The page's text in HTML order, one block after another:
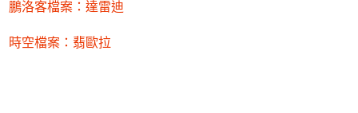
鵬洛客檔案：達雷迪
時空檔案：翡歐拉